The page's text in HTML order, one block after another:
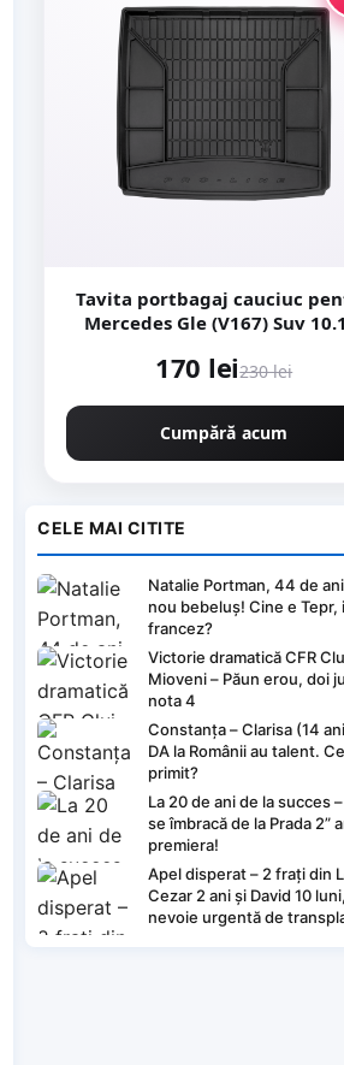
Tavita portbagaj cauciuc
Mercedes Gle (V167) Suv
170 lei230 lei
Cumpără acum
CELE MAI CITITE
Natalie Portman, 44 de
nou bebeluș! Cine e Tepr,
francez?
Victorie dramatică CFR
Mioveni – Păun erou, doi
nota 4
Constanța – Clarisa (14
DA la Românii au talent.
primit?
La 20 de ani de la succes
se îmbracă de la Prada 2”
premiera!
Apel disperat – 2 frați din
Cezar 2 ani și David 10
nevoie urgentă de